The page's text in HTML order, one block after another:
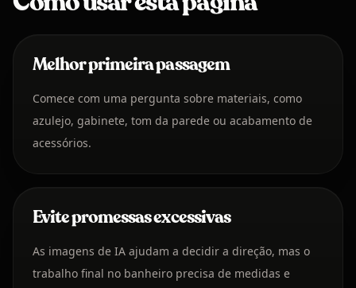
Melhor primeira passagem
Comece com uma pergunta sobre materiais, como
azulejo, gabinete, tom da parede ou acabamento de
acessórios.
Evite promessas excessivas
As imagens de IA ajudam a decidir a direção, mas o
trabalho final no banheiro precisa de medidas e